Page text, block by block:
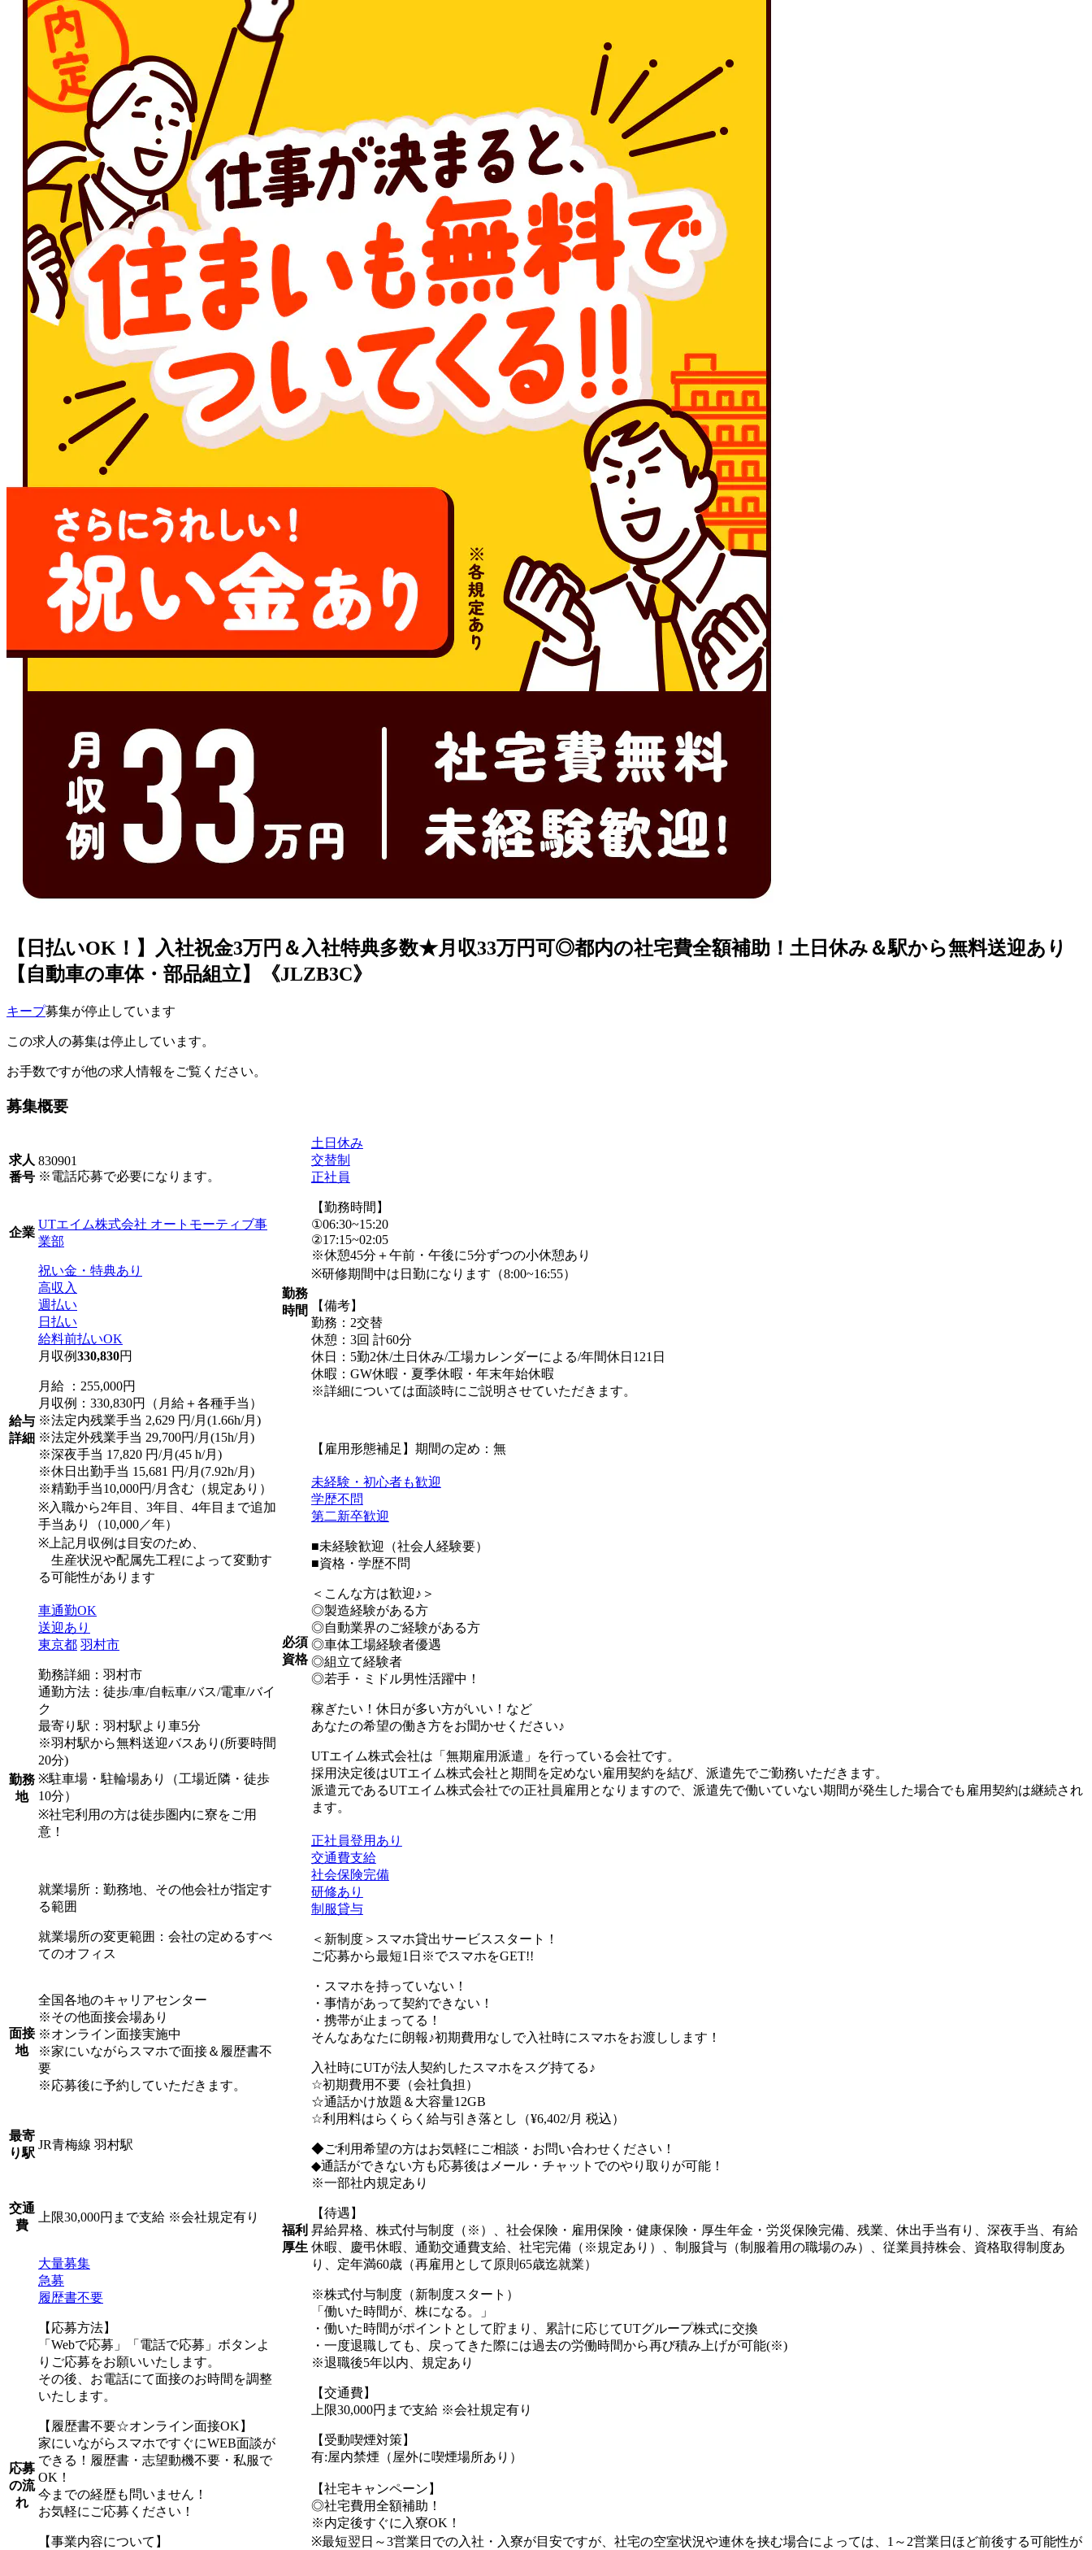
【日払いOK！】入社祝金3万円＆入社特典多数★月収33万円可◎都内の社宅費全額補助！土日休み＆駅から無料送迎あり
【自動車の車体・部品組立】《JLZB3C》
キープ募集が停止しています
この求人の募集は停止しています。
お手数ですが他の求人情報をご覧ください。
募集概要
求人
番号
830901
※電話応募で必要になります。
企業
UTエイム株式会社 オートモーティブ事
業部
給与
詳細
祝い金・特典あり
高収入
週払い
日払い
給料前払いOK
月収例330,830円
月給 ：255,000円
月収例：330,830円（月給＋各種手当）
※法定内残業手当 2,629 円/月(1.66h/月)
※法定外残業手当 29,700円/月(15h/月)
※深夜手当 17,820 円/月(45 h/月)
※休日出勤手当 15,681 円/月(7.92h/月)
※精勤手当10,000円/月含む（規定あり）
※入職から2年目、3年目、4年目まで追加
手当あり（10,000／年）
※上記月収例は目安のため、
生産状況や配属先工程によって変動す
る可能性があります
勤務
地
車通勤OK
送迎あり
東京都 羽村市
勤務詳細：羽村市
通勤方法：徒歩/車/自転車/バス/電車/バイ
ク
最寄り駅：羽村駅より車5分
※羽村駅から無料送迎バスあり(所要時間
20分)
※駐車場・駐輪場あり（工場近隣・徒歩
10分）
※社宅利用の方は徒歩圏内に寮をご用
意！
就業場所：勤務地、その他会社が指定す
る範囲
就業場所の変更範囲：会社の定めるすべ
てのオフィス
面接
地
全国各地のキャリアセンター
※その他面接会場あり
※オンライン面接実施中
※家にいながらスマホで面接＆履歴書不
要
※応募後に予約していただきます。
最寄
り駅
JR青梅線 羽村駅
交通
費
上限30,000円まで支給 ※会社規定有り
応募
の流
れ
大量募集
急募
履歴書不要
【応募方法】
「Webで応募」「電話で応募」ボタンよ
りご応募をお願いいたします。
その後、お電話にて面接のお時間を調整
いたします。
【履歴書不要☆オンライン面接OK】
家にいながらスマホですぐにWEB面談が
できる！履歴書・志望動機不要・私服で
OK！
今までの経歴も問いません！
お気軽にご応募ください！
【事業内容について】
勤務
時間
土日休み
交替制
正社員
【勤務時間】
①06:30~15:20
②17:15~02:05
※休憩45分＋午前・午後に5分ずつの小休憩あり
※研修期間中は日勤になります（8:00~16:55）
【備考】
勤務：2交替
休憩：3回 計60分
休日：5勤2休/土日休み/工場カレンダーによる/年間休日121日
休暇：GW休暇・夏季休暇・年末年始休暇
※詳細については面談時にご説明させていただきます。
【雇用形態補足】期間の定め：無
必須
資格
未経験・初心者も歓迎
学歴不問
第二新卒歓迎
■未経験歓迎（社会人経験要）
■資格・学歴不問
＜こんな方は歓迎♪＞
◎製造経験がある方
◎自動業界のご経験がある方
◎車体工場経験者優遇
◎組立て経験者
◎若手・ミドル男性活躍中！
稼ぎたい！休日が多い方がいい！など
あなたの希望の働き方をお聞かせください♪
UTエイム株式会社は「無期雇用派遣」を行っている会社です。
採用決定後はUTエイム株式会社と期間を定めない雇用契約を結び、派遣先でご勤務いただきます。
派遣元であるUTエイム株式会社での正社員雇用となりますので、派遣先で働いていない期間が発生した場合でも雇用契約は継続され
ます。
福利
厚生
正社員登用あり
交通費支給
社会保険完備
研修あり
制服貸与
＜新制度＞スマホ貸出サービススタート！
ご応募から最短1日※でスマホをGET!!
・スマホを持っていない！
・事情があって契約できない！
・携帯が止まってる！
そんなあなたに朗報♪初期費用なしで入社時にスマホをお渡しします！
入社時にUTが法人契約したスマホをスグ持てる♪
☆初期費用不要（会社負担）
☆通話かけ放題＆大容量12GB
☆利用料はらくらく給与引き落とし（¥6,402/月 税込）
◆ご利用希望の方はお気軽にご相談・お問い合わせください！
◆通話ができない方も応募後はメール・チャットでのやり取りが可能！
※一部社内規定あり
【待遇】
昇給昇格、株式付与制度（※）、社会保険・雇用保険・健康保険・厚生年金・労災保険完備、残業、休出手当有り、深夜手当、有給
休暇、慶弔休暇、通勤交通費支給、社宅完備（※規定あり）、制服貸与（制服着用の職場のみ）、従業員持株会、資格取得制度あ
り、定年満60歳（再雇用として原則65歳迄就業）
※株式付与制度（新制度スタート）
「働いた時間が、株になる。」
・働いた時間がポイントとして貯まり、累計に応じてUTグループ株式に交換
・一度退職しても、戻ってきた際には過去の労働時間から再び積み上げが可能(※)
※退職後5年以内、規定あり
【交通費】
上限30,000円まで支給 ※会社規定有り
【受動喫煙対策】
有:屋内禁煙（屋外に喫煙場所あり）
【社宅キャンペーン】
◎社宅費用全額補助！
※内定後すぐに入寮OK！
※最短翌日～3営業日での入社・入寮が目安ですが、社宅の空室状況や連休を挟む場合によっては、1～2営業日ほど前後する可能性が